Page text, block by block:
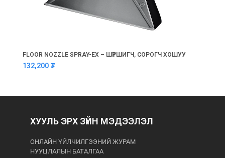
FLOOR NOZZLE SPRAY-EX – ШҮРШИГЧ, СОРОГЧ ХОШУУ
132,200 ₮
ХУУЛЬ ЭРХ ЗҮЙН МЭДЭЭЛЭЛ
ОНЛАЙН ҮЙЛЧИЛГЭЭНИЙ ЖУРАМ
НУУЦЛАЛЫН БАТАЛГАА